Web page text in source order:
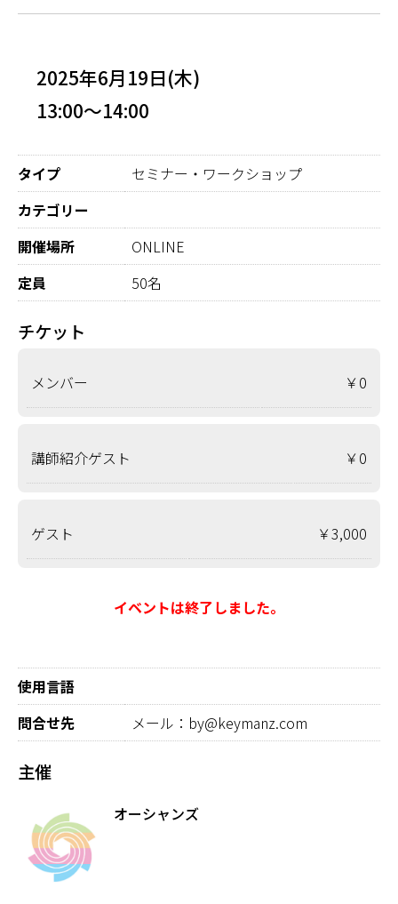
2025年6月19日(木)
13:00～14:00
タイプ
セミナー・ワークショップ
カテゴリー
開催場所
ONLINE
定員
50名
チケット
メンバー ￥0
講師紹介ゲスト ￥0
ゲスト ￥3,000
イベントは終了しました。
使用言語
問合せ先
メール：by@keymanz.com
主催
オーシャンズ